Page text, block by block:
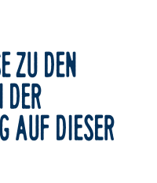
ZU DEN
AUF DIESER